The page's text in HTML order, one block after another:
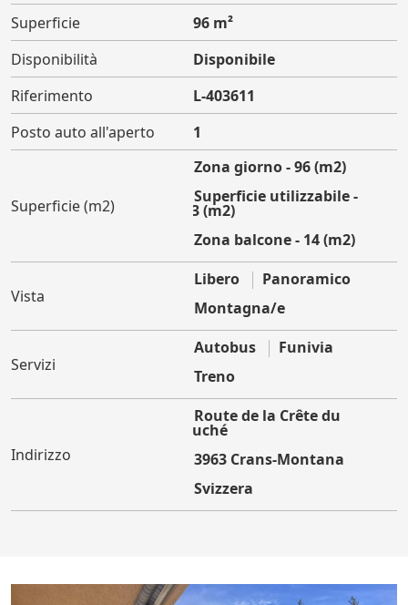
Superficie
96 m²
Disponibilità
Disponibile
Riferimento
L-403611
Posto auto all'aperto
1
Superficie (m2)
Zona giorno - 96 (m2)
Superficie utilizzabile -
103 (m2)
Zona balcone - 14 (m2)
Vista
Libero
Panoramico
Montagna/e
Servizi
Autobus
Funivia
Treno
Indirizzo
Route de la Crête du
Louché
3963 Crans-Montana
Svizzera